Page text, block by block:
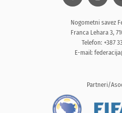
Nogometni savez
Franca Lehara 3,
Telefon: +387
E-mail:
Partneri/